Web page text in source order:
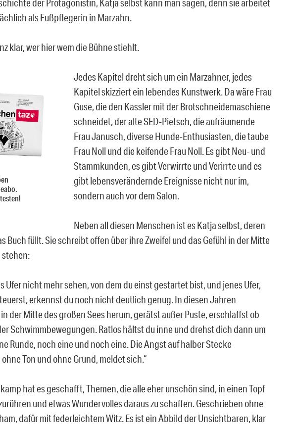
der Protagonistin, Katja selbst kann man sagen, denn sie arbeitet
als Fußpflegerin in Marzahn.
klar, wer hier wem die Bühne stiehlt.
Jedes Kapitel dreht sich um ein Marzahner, jedes
Kapitel skizziert ein lebendes Kunstwerk. Da wäre Frau
Guse, die den Kassler mit der Brotschneidemaschiene
schneidet, der alte SED-Pietsch, die aufräumende
Frau Janusch, diverse Hunde-Enthusiasten, die taube
Frau Noll und die keifende Frau Noll. Es gibt Neu- und
Stammkunden, es gibt Verwirrte und Verirrte und es
gibt lebensverändernde Ereignisse nicht nur im,
sondern auch vor dem Salon.
Neben all diesen Menschen ist es Katja selbst, deren
Buch füllt. Sie schreibt offen über ihre Zweifel und das Gefühl in der Mitte
stehen:
Ufer nicht mehr sehen, von dem du einst gestartet bist, und jenes Ufer,
erkennst du noch nicht deutlich genug. In diesen Jahren
der Mitte des großen Sees herum, gerätst außer Puste, erschlaffst ob
Schwimmbewegungen. Ratlos hältst du inne und drehst dich dann um
Runde, noch eine und noch eine. Die Angst auf halber Stecke
Ton und ohne Grund, meldet sich.“
hat es geschafft, Themen, die alle eher unschön sind, in einen Topf
und etwas Wundervolles daraus zu schaffen. Geschrieben ohne
dafür mit federleichtem Witz. Es ist ein Abbild der Unsichtbaren, klar